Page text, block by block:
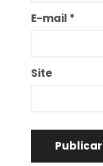
E-mail *
Site